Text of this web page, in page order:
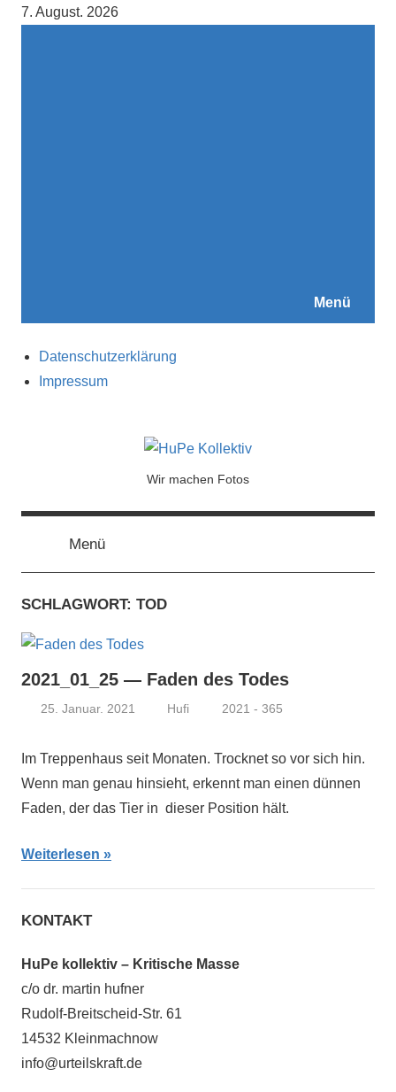
Zum7. August. 2026
Menü
Datenschutzerklärung
Impressum
Kollektiv
Wir machen Fotos
Menü
SCHLAGWORT: TOD
2021_01_25 — Faden des Todes
25. Januar. 2021 Hufi 2021 - 365
Im Treppenhaus seit Monaten. Trocknet so vor sich hin.
Wenn man genau hinsieht, erkennt man einen dünnen
Faden, der das Tier in dieser Position hält.
Weiterlesen
KONTAKT
HuPe kollektiv – Kritische Masse
c/o dr. martin hufner
Rudolf-Breitscheid-Str. 61
14532 Kleinmachnow
info@urteilskraft.de